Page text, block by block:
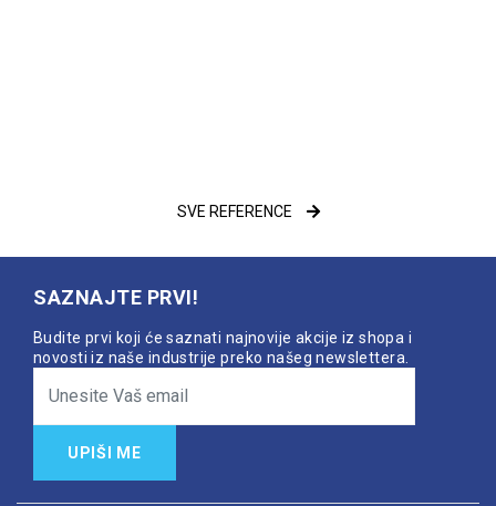
SVE REFERENCE
SAZNAJTE PRVI!
Budite prvi koji će saznati najnovije akcije iz shopa i
novosti iz naše industrije preko našeg newslettera.
UPIŠI ME